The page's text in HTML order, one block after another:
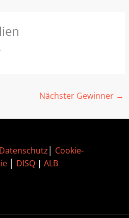
Nächster Gewinner →
Datenschutz
Cookie-
│ DISQ| ALB